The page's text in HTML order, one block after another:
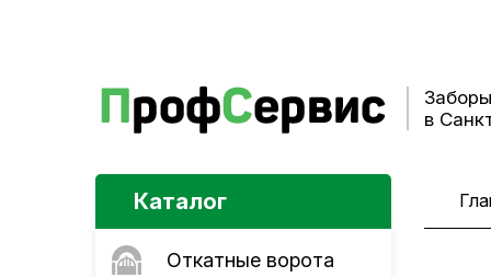
в
Каталог
Откатные ворота